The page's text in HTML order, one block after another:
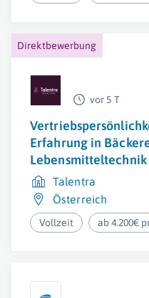
Direktbewerbung
vor 5 T
Erfahrung in
Lebensmitteltechnik
Talentra
Österreich
Vollzeit ab 4.200€